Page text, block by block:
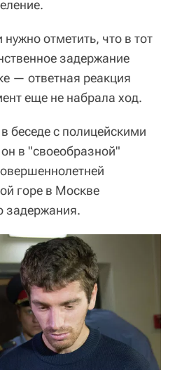
отметить, что в тот
задержание
— ответная реакция
еще не набрала ход.
беседе с полицейскими
он в "своеобразной"
горе в Москве
задержания.